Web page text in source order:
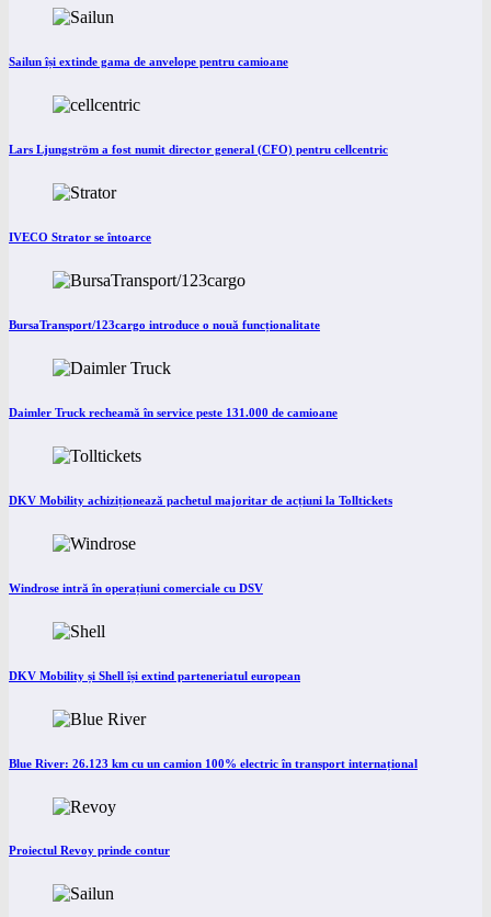
Sailun își extinde gama de anvelope pentru camioane
Lars Ljungström a fost numit director general (CFO) pentru cellcentric
IVECO Strator se întoarce
BursaTransport/123cargo introduce o nouă funcționalitate
Daimler Truck recheamă în service peste 131.000 de camioane
DKV Mobility achiziționează pachetul majoritar de acțiuni la Tolltickets
Windrose intră în operațiuni comerciale cu DSV
DKV Mobility și Shell își extind parteneriatul european
Blue River: 26.123 km cu un camion 100% electric în transport internațional
Proiectul Revoy prinde contur